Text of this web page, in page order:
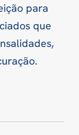
para
que